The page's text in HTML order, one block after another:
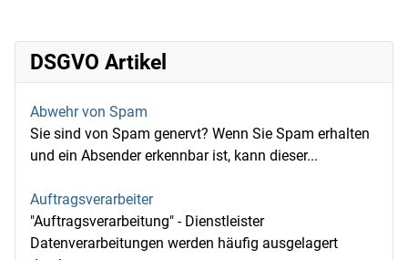
DSGVO Artikel
Abwehr von Spam
Sie sind von Spam genervt? Wenn Sie Spam erhalten
und ein Absender erkennbar ist, kann dieser...
Auftragsverarbeiter
"Auftragsverarbeitung" - Dienstleister
Datenverarbeitungen werden häufig ausgelagert